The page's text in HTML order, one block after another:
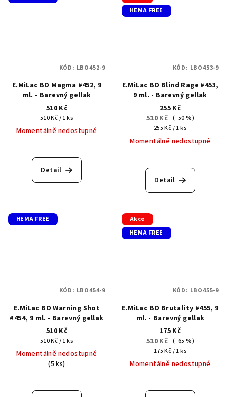
E.MiLac BO Magma #452, 9
ml. - Barevný gellak
510 Kč
Měrná
cena:
510 Kč / 1 ks
Momentálně nedostupné
Detail
KÓD: LBO452-9
HEMA FREE
E.MiLac BO Blind Rage #453,
9 ml. - Barevný gellak
255 Kč
510 Kč (–50 %)
Měrná
cena:
255 Kč / 1 ks
Momentálně nedostupné
Detail
KÓD: LBO453-9
HEMA FREE
E.MiLac BO Warning Shot
#454, 9 ml. - Barevný gellak
510 Kč
Měrná
cena:
510 Kč / 1 ks
Momentálně nedostupné
(5 ks)
KÓD: LBO454-9
Akce
HEMA FREE
E.MiLac BO Brutality #455, 9
ml. - Barevný gellak
175 Kč
510 Kč (–65 %)
Měrná
cena:
175 Kč / 1 ks
Momentálně nedostupné
KÓD: LBO455-9